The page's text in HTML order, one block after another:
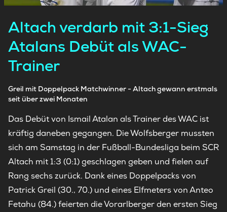
Altach verdarb mit 3:1-Sieg
Atalans Debüt als WAC-
Trainer
Greil mit Doppelpack Matchwinner - Altach gewann erstmals
seit über zwei Monaten
Das Debüt von Ismail Atalan als Trainer des WAC ist
kräftig daneben gegangen. Die Wolfsberger mussten
sich am Samstag in der Fußball-Bundesliga beim SCR
Altach mit 1:3 (0:1) geschlagen geben und fielen auf
Rang sechs zurück. Dank eines Doppelpacks von
Patrick Greil (30., 70.) und eines Elfmeters von Anteo
Fetahu (84.) feierten die Vorarlberger den ersten Sieg